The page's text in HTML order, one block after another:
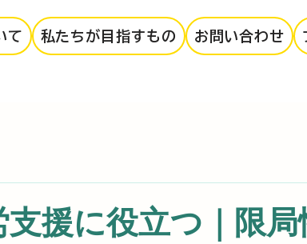
て 私たちが目指すもの お問い合わせ
支援に役立つ｜限局